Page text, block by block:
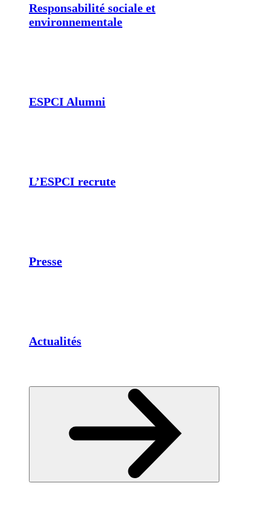
Responsabilité sociale et
environnementale
ESPCI Alumni
L’ESPCI recrute
Presse
Actualités